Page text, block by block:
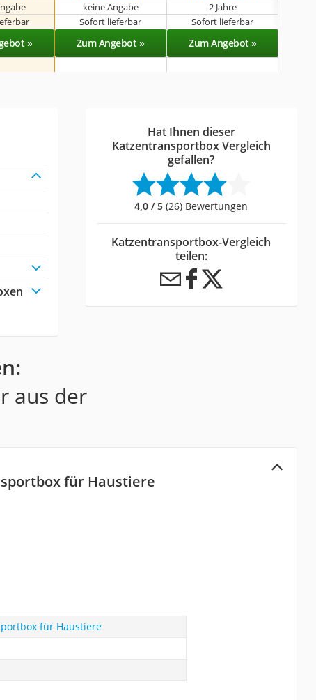
keine Angabe 2 Jahre
Sofort lieferbar Sofort lieferbar
» Zum Angebot » Zum Angebot »
Hat Ihnen dieser
Katzentransportbox Vergleich
gefallen?
4,0 / 5 (26) Bewertungen
Katzentransportbox-Vergleich
teilen:
aus der
für Haustiere
für Haustiere